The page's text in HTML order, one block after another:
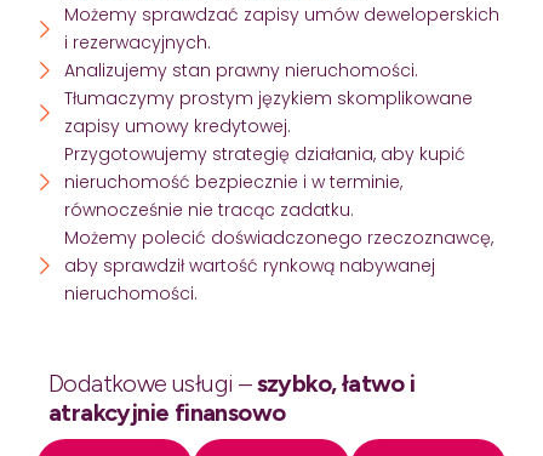
Możemy sprawdzać zapisy umów deweloperskich
i rezerwacyjnych.
Analizujemy stan prawny nieruchomości.
Tłumaczymy prostym językiem skomplikowane
zapisy umowy kredytowej.
Przygotowujemy strategię działania, aby kupić
nieruchomość bezpiecznie i w terminie,
równocześnie nie tracąc zadatku.
Możemy polecić doświadczonego rzeczoznawcę,
aby sprawdził wartość rynkową nabywanej
nieruchomości.
Dodatkowe usługi –szybko, łatwo i
atrakcyjnie finansowo